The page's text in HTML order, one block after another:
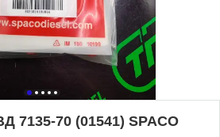
7135-70 (01541) SPACO